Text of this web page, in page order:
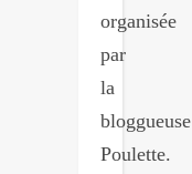
organisée
par
la
bloggueuse
Poulette.